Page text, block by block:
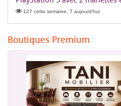
127 cette semaine, 7 aujourd'hui
Boutiques Premium